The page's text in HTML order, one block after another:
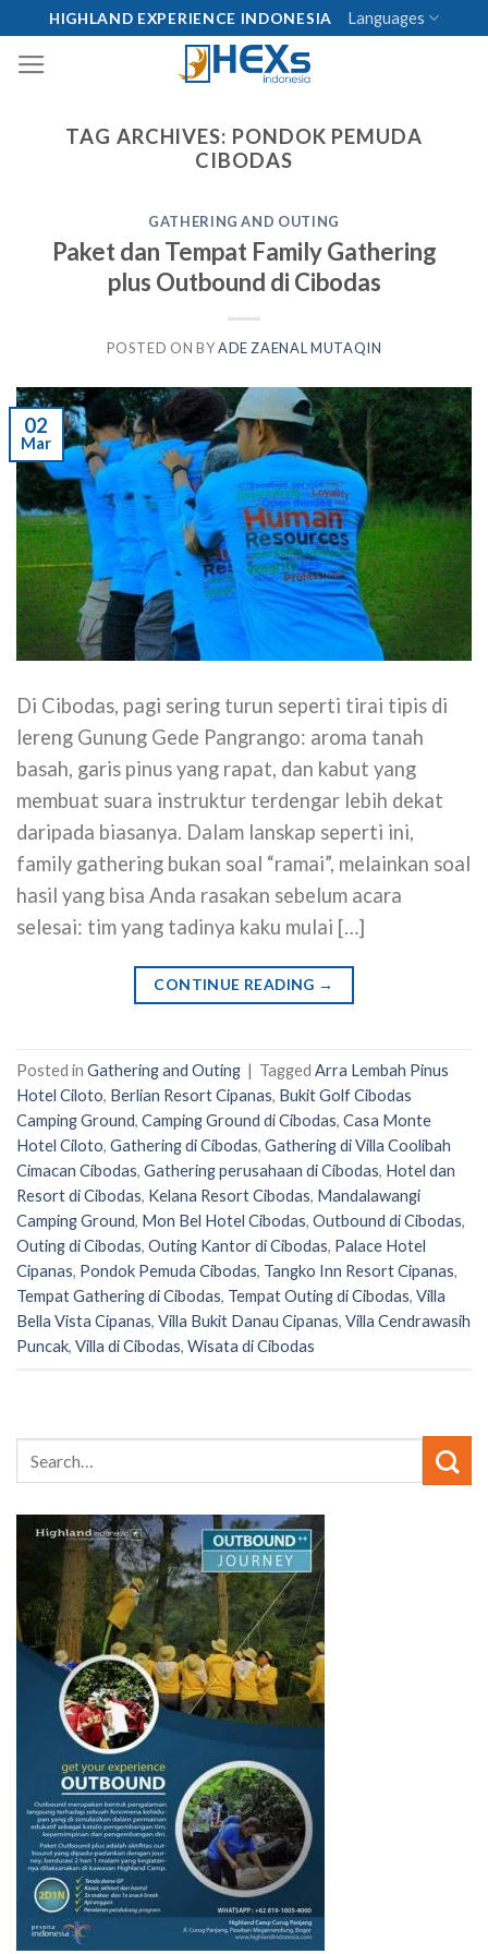
content
HIGHLAND EXPERIENCE INDONESIA Languages
TAG ARCHIVES: PONDOK PEMUDA
CIBODAS
GATHERING AND OUTING
Paket dan Tempat Family Gathering
plus Outbound di Cibodas
POSTED ON BYADE ZAENAL MUTAQIN
02
Mar
Di Cibodas, pagi sering turun seperti tirai tipis di
lereng Gunung Gede Pangrango: aroma tanah
basah, garis pinus yang rapat, dan kabut yang
membuat suara instruktur terdengar lebih dekat
daripada biasanya. Dalam lanskap seperti ini,
family gathering bukan soal “ramai”, melainkan soal
hasil yang bisa Anda rasakan sebelum acara
selesai: tim yang tadinya kaku mulai […]
CONTINUE READING →
Posted in Gathering and Outing | Tagged Arra Lembah Pinus
Hotel Ciloto, Berlian Resort Cipanas, Bukit Golf Cibodas
Camping Ground, Camping Ground di Cibodas, Casa Monte
Hotel Ciloto, Gathering di Cibodas, Gathering di Villa Coolibah
Cimacan Cibodas, Gathering perusahaan di Cibodas, Hotel dan
Resort di Cibodas, Kelana Resort Cibodas, Mandalawangi
Camping Ground, Mon Bel Hotel Cibodas, Outbound di Cibodas,
Outing di Cibodas, Outing Kantor di Cibodas, Palace Hotel
Cipanas, Pondok Pemuda Cibodas, Tangko Inn Resort Cipanas,
Tempat Gathering di Cibodas, Tempat Outing di Cibodas, Villa
Bella Vista Cipanas, Villa Bukit Danau Cipanas, Villa Cendrawasih
Puncak, Villa di Cibodas, Wisata di Cibodas